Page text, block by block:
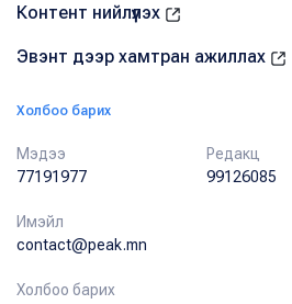
Контент нийлүүлэх
Эвэнт дээр хамтран ажиллах
Холбоо барих
Мэдээ
77191977
Редакц
99126085
Имэйл
contact@peak.mn
Холбоо барих